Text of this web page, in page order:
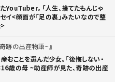
YouTuber。「人生、捨てたもんじゃ
イ<顔面が「足の裏」みたいなので整
跡の出産物語~
産むことを選んだ少女。「後悔しない・
歳の母 ~助産師が見た、奇跡の出産